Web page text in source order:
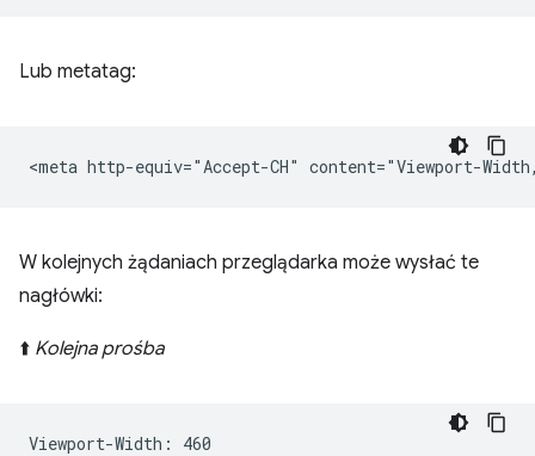
Lub metatag:
W kolejnych żądaniach przeglądarka może wysłać te
nagłówki:
⬆️ Kolejna prośba
Viewport-Width: 460